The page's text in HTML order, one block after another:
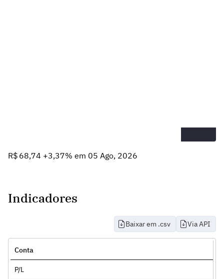
R$ 68,74 +3,37% em 05 Ago, 2026
Indicadores
Baixar em .csv Via API
Conta
P/L